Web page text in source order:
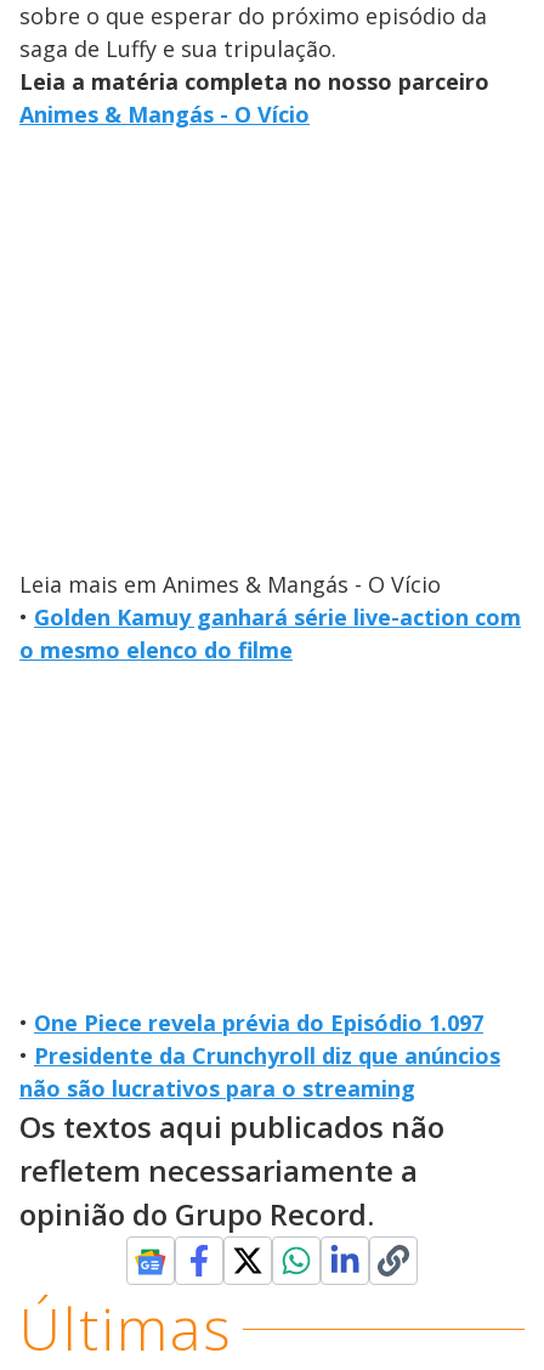
sobre o que esperar do próximo episódio da
saga de Luffy e sua tripulação.
Leia a matéria completa no nosso parceiro
Animes & Mangás - O Vício
Leia mais em Animes & Mangás - O Vício
• Golden Kamuy ganhará série live-action com
o mesmo elenco do filme
• One Piece revela prévia do Episódio 1.097
• Presidente da Crunchyroll diz que anúncios
não são lucrativos para o streaming
Os textos aqui publicados não
refletem necessariamente a
opinião do Grupo Record.
Últimas